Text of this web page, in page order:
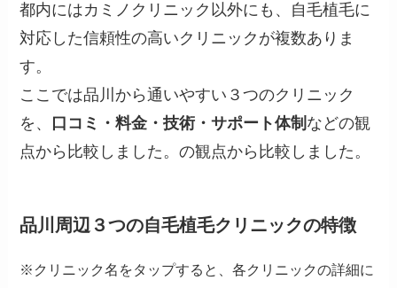
都内にはカミノクリニック以外にも、自毛植毛に
対応した信頼性の高いクリニックが複数ありま
す。
ここでは品川から通いやすい３つのクリニック
を、
口コミ・料金・技術・サポート体制 などの観
点から比較しました。の観点から比較しました。
品川周辺３つの自毛植毛クリニックの特徴
※クリニック名をタップすると、各クリニックの詳細に